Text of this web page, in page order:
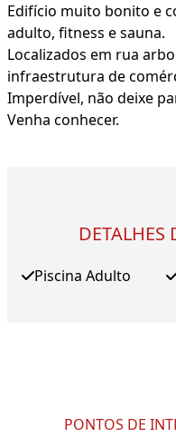
Edifício muito bonito e
adulto, fitness e sauna.
Localizados em rua
infraestrutura de
Imperdível, não deixe
Venha conhecer.
Piscina Adulto
PONTOS DE